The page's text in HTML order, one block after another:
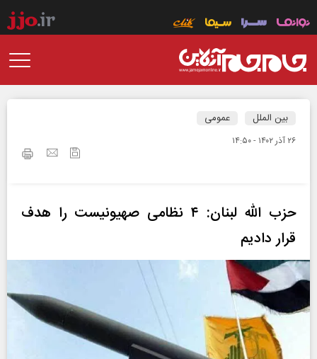
بین الملل عمومی
۲۶ آذر ۱۴۰۲ - ۱۴:۵۰
حزب الله لبنان: ۴ نظامی صهیونیست را هدف
قرار دادیم